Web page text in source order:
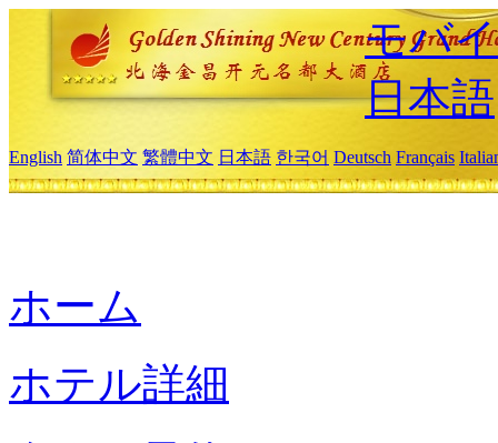
モバ
日本語
English 简体中文 繁體中文 日本語 한국어 Deutsch Français
ホーム
ホテル詳細